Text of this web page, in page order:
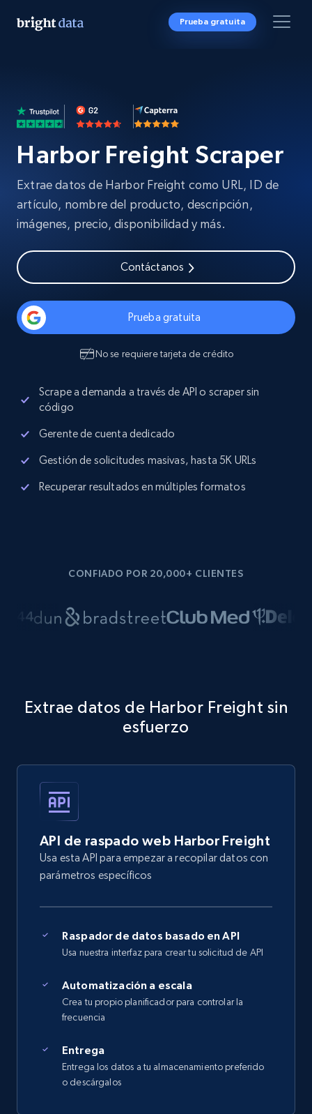
Prueba gratuita
Harbor Freight Scraper
Extrae datos de Harbor Freight como URL, ID de
artículo, nombre del producto, descripción,
imágenes, precio, disponibilidad y más.
Contáctanos
Prueba gratuita
No se requiere tarjeta de crédito
Scrape a demanda a través de API o scraper sin
código
Gerente de cuenta dedicado
Gestión de solicitudes masivas, hasta 5K URLs
Recuperar resultados en múltiples formatos
CONFIADO POR 20,000+ CLIENTES
Extrae datos de Harbor Freight sin
esfuerzo
API de raspado web Harbor Freight
Usa esta API para empezar a recopilar datos con
parámetros específicos
Raspador de datos basado en API
Usa nuestra interfaz para crear tu solicitud de API
Automatización a escala
Crea tu propio planificador para controlar la
frecuencia
Entrega
Entrega los datos a tu almacenamiento preferido
o descárgalos